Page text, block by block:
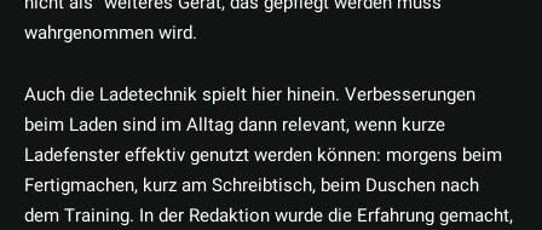
wahrgenommen wird.
Auch die Ladetechnik spielt hier hinein. Verbesserungen
beim Laden sind im Alltag dann relevant, wenn kurze
Ladefenster effektiv genutzt werden können: morgens beim
Fertigmachen, kurz am Schreibtisch, beim Duschen nach
dem Training. In der Redaktion wurde die Erfahrung gemacht,